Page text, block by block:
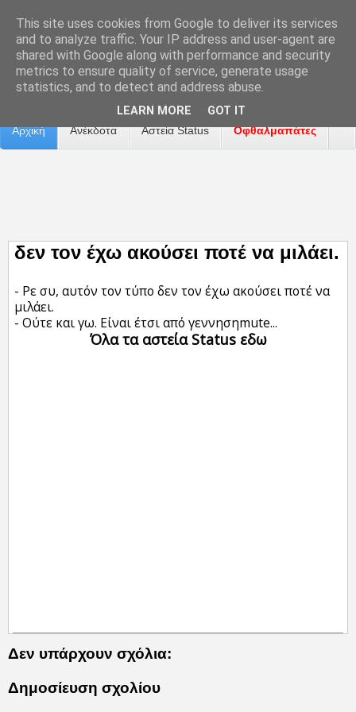
Επικοινωνία Διαφήμιση Αναφορά Προβλήματος
Αρχική Ανέκδοτα Αστεία Status Οφθαλμαπάτες
δεν τον έχω ακούσει ποτέ να μιλάει.
- Ρε συ, αυτόν τον τύπο δεν τον έχω ακούσει ποτέ να
μιλάει.
- Ούτε και γω. Είναι έτσι από γεννησηmute...
Όλα τα αστεία Status εδω
Δεν υπάρχουν σχόλια:
Δημοσίευση σχολίου
This site uses cookies from Google to deliver its services
and to analyze traffic. Your IP address and user-agent are
shared with Google along with performance and security
metrics to ensure quality of service, generate usage
statistics, and to detect and address abuse.
LEARN MORE GOT IT